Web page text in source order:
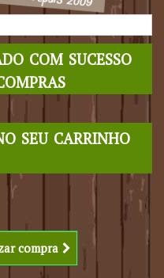
com sucesso
seu carrinho
compra